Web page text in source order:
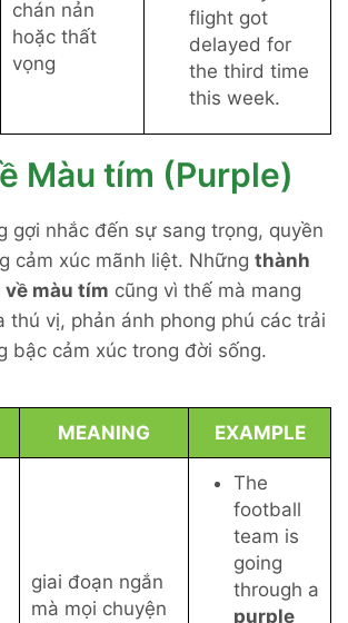
chán nản
hoặc thất
vọng
flight got
delayed for
the third time
this week.
Màu tím (Purple)
gợi nhắc đến sự sang trọng, quyền
cảm xúc mãnh liệt. Những thành
màu tím cũng vì thế mà mang
thú vị, phản ánh phong phú các trải
bậc cảm xúc trong đời sống.
MEANING EXAMPLE
giai đoạn ngắn
mà mọi chuyện
The
football
team is
going
through a
purple